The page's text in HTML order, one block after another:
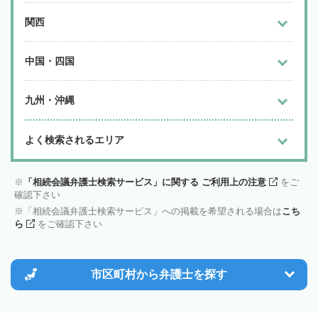
関西
中国・四国
九州・沖縄
よく検索されるエリア
「相続会議弁護士検索サービス」に関する ご利用上の注意
をご
確認下さい
「相続会議弁護士検索サービス」への掲載を希望される場合はこち
ら
をご確認下さい
市区町村から弁護士を探す